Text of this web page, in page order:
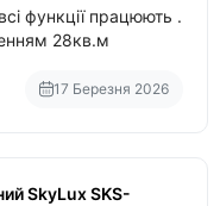
функції працюють .
28кв.м
17 Березня 2026
SkyLux SKS-